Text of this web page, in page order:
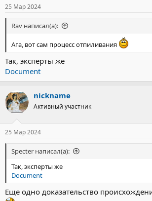
25 Мар 2024
Rav написал(а):
Ага, вот сам процесс отпиливания
Так, эксперты же
Document
nickname
Активный участник
25 Мар 2024
Specter написал(а):
Так, эксперты же
Document
Еще одно доказательство